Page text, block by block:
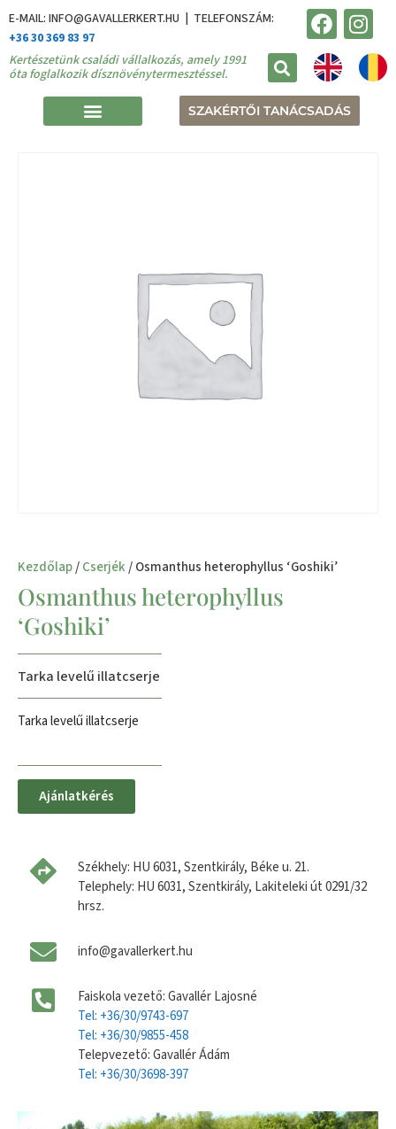
E-MAIL: INFO@GAVALLERKERT.HU | TELEFONSZÁM:
+36 30 369 83 97
Kertészetünk családi vállalkozás, amely 1991
óta foglalkozik dísznövénytermesztéssel.
SZAKÉRTŐI TANÁCSADÁS
Kezdőlap/Cserjék/ Osmanthus heterophyllus ‘Goshiki’
Osmanthus heterophyllus
‘Goshiki’
Tarka levelű illatcserje
Tarka levelű illatcserje
Ajánlatkérés
Székhely: HU 6031, Szentkirály, Béke u. 21.
Telephely: HU 6031, Szentkirály, Lakiteleki út 0291/32
hrsz.
info@gavallerkert.hu
Faiskola vezető: Gavallér Lajosné
Tel: +36/30/9743-697
Tel: +36/30/9855-458
Telepvezető: Gavallér Ádám
Tel: +36/30/3698-397